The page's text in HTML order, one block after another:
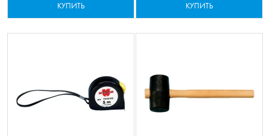
КУПИТЬ КУПИТЬ